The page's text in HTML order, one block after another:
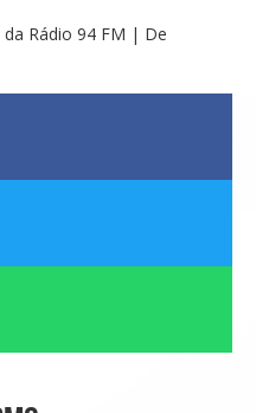
da Rádio 94 FM | De